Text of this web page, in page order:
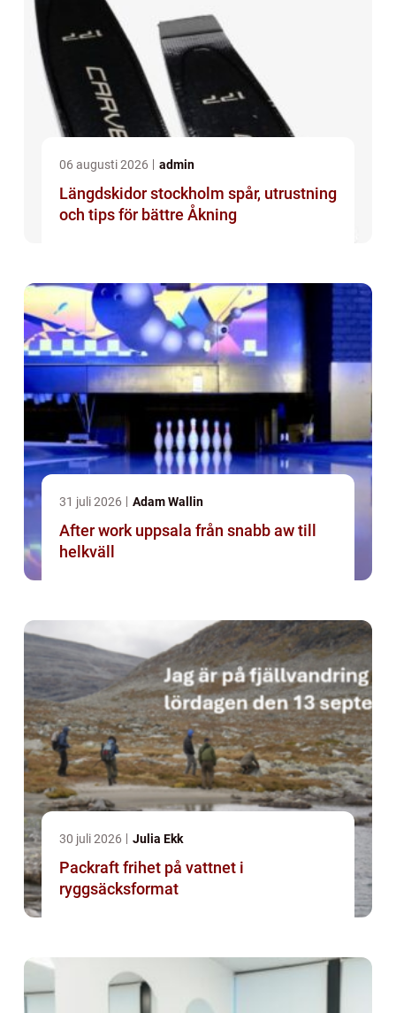
06 augusti 2026 admin
Längdskidor stockholm spår, utrustning
och tips för bättre Åkning
31 juli 2026 Adam Wallin
After work uppsala från snabb aw till
helkväll
30 juli 2026 Julia Ekk
Packraft frihet på vattnet i
ryggsäcksformat